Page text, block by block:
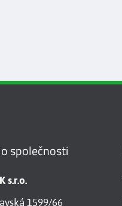
společnosti
s.r.o.
1599/66